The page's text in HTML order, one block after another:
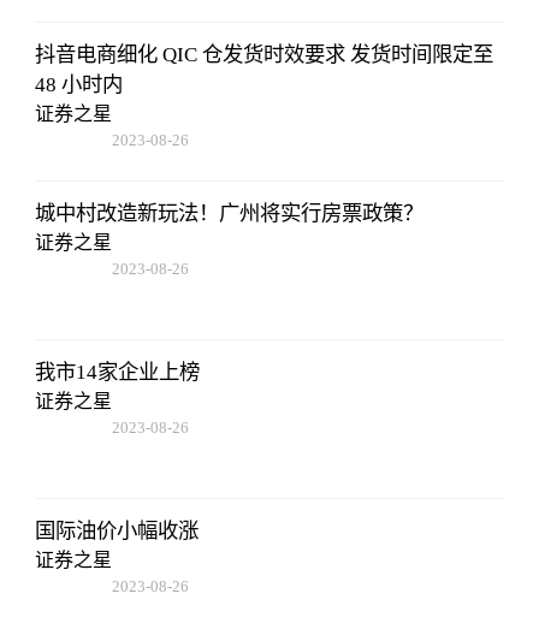
抖音电商细化 QIC 仓发货时效要求 发货时间限定至
48 小时内
证券之星
2023-08-26
城中村改造新玩法！广州将实行房票政策？
证券之星
2023-08-26
我市14家企业上榜
证券之星
2023-08-26
国际油价小幅收涨
证券之星
2023-08-26